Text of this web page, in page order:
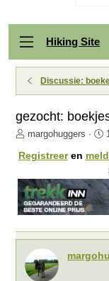
Hiking Site
Discussie:
gezocht:
O
d
r
w
e
r
s
t
margohuggers
t
d
t
Registreeren